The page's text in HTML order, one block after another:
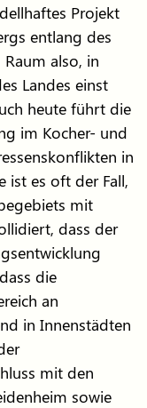
Projekt
entlang des
also, in
Landes einst
heute führt die
im Kocher- und
in
ist es oft der Fall,
mit
dass der
die
an
in Innenstädten
mit den
sowie